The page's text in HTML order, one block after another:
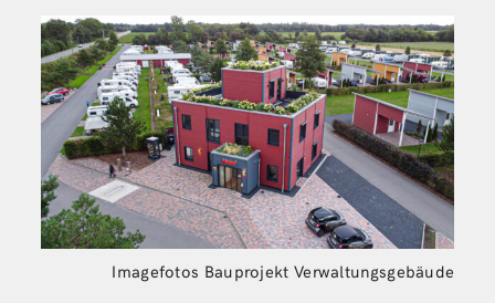
Imagefotos Bauprojekt Verwaltungsgebäude